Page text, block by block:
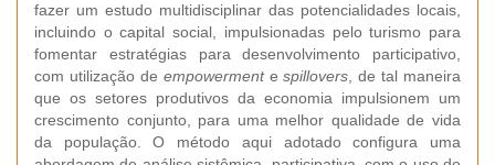
fazer um estudo multidisciplinar das potencialidades locais,
incluindo o capital social, impulsionadas pelo turismo para
fomentar estratégias para desenvolvimento participativo,
com utilização de empowermentespillovers , de tal maneira
que os setores produtivos da economia impulsionem um
crescimento conjunto, para uma melhor qualidade de vida
da população. O método aqui adotado configura uma